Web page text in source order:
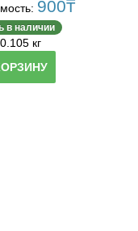
900₸
в наличии
кг